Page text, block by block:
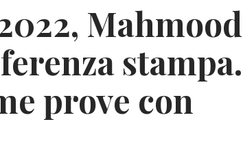
Mahmood
stampa.
prove con